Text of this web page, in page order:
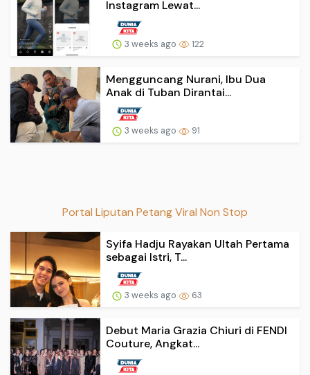
Instagram Lewat...
3 weeks ago 122
Mengguncang Nurani, Ibu Dua
Anak di Tuban Dirantai...
3 weeks ago 91
Portal Liputan Petang Viral Non Stop
Syifa Hadju Rayakan Ultah Pertama
sebagai Istri, T...
3 weeks ago 63
Debut Maria Grazia Chiuri di FENDI
Couture, Angkat...